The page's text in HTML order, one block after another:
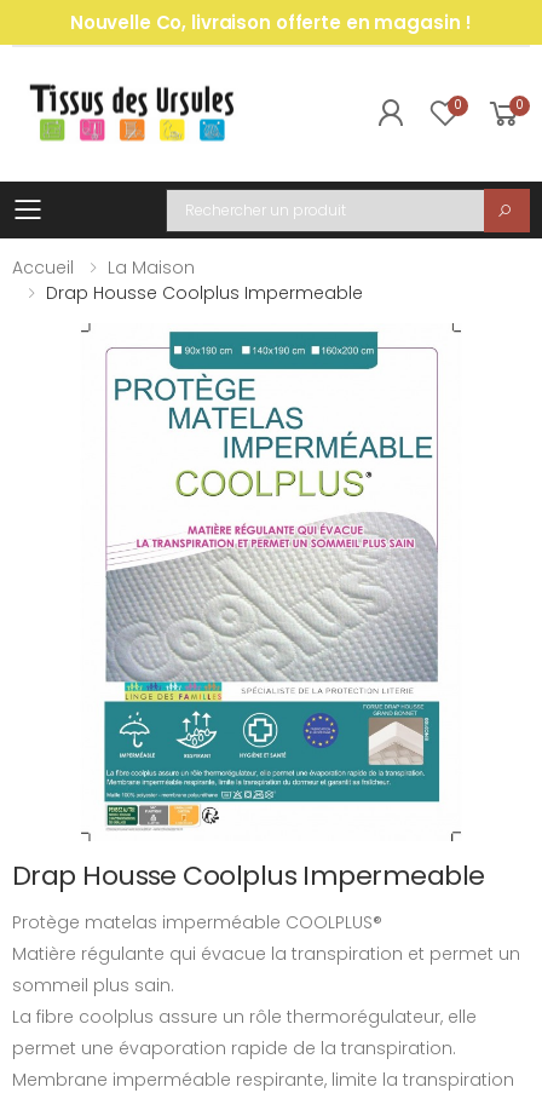
Nouvelle Co, livraison offerte en magasin !
0 0
Toggle mobile menu
Recherche
Accueil
La Maison
Drap Housse Coolplus Impermeable
Drap Housse Coolplus Impermeable
Protège matelas imperméable COOLPLUS®
Matière régulante qui évacue la transpiration et permet un
sommeil plus sain.
La fibre coolplus assure un rôle thermorégulateur, elle
permet une évaporation rapide de la transpiration.
Membrane imperméable respirante, limite la transpiration